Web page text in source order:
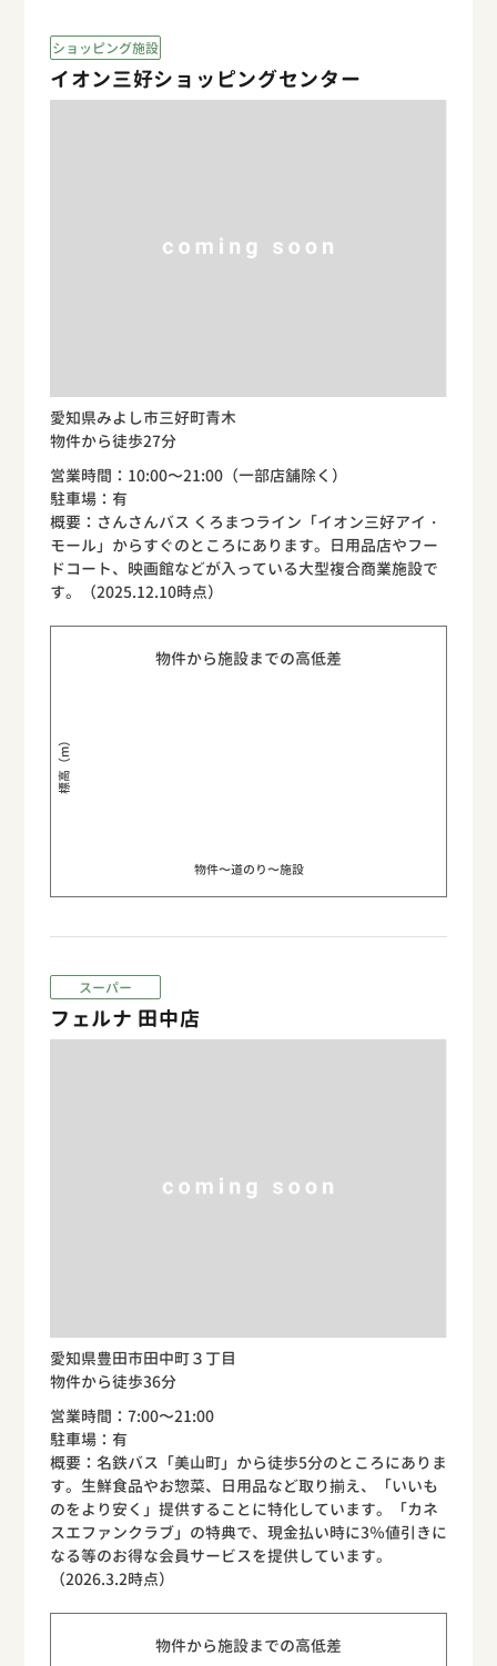
ショッピング施設
イオン三好ショッピングセンター
愛知県みよし市三好町青木
物件から徒歩27分
営業時間：10:00〜21:00（一部店舗除く）
駐車場：有
概要：さんさんバス くろまつライン「イオン三好アイ・
モール」からすぐのところにあります。日用品店やフー
ドコート、映画館などが入っている大型複合商業施設で
す。（2025.12.10時点）
物件から施設までの高低差
標高（m）
物件〜道のり〜施設
スーパー
フェルナ 田中店
愛知県豊田市田中町３丁目
物件から徒歩36分
営業時間：7:00〜21:00
駐車場：有
概要：名鉄バス「美山町」から徒歩5分のところにありま
す。生鮮食品やお惣菜、日用品など取り揃え、「いいも
のをより安く」提供することに特化しています。「カネ
スエファンクラブ」の特典で、現金払い時に3％値引きに
なる等のお得な会員サービスを提供しています。
（2026.3.2時点）
物件から施設までの高低差